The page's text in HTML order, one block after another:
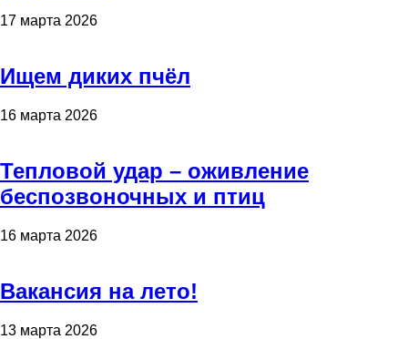
17 марта 2026
Ищем диких пчёл
16 марта 2026
Тепловой удар – оживление
беспозвоночных и птиц
16 марта 2026
Вакансия на лето!
13 марта 2026